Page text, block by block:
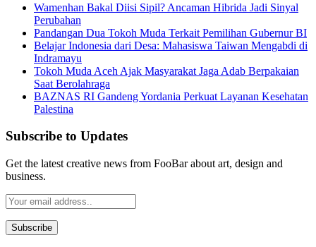
Wamenhan Bakal Diisi Sipil? Ancaman Hibrida Jadi Sinyal
Perubahan
Pandangan Dua Tokoh Muda Terkait Pemilihan Gubernur BI
Belajar Indonesia dari Desa: Mahasiswa Taiwan Mengabdi di
Indramayu
Tokoh Muda Aceh Ajak Masyarakat Jaga Adab Berpakaian
Saat Berolahraga
BAZNAS RI Gandeng Yordania Perkuat Layanan Kesehatan
Palestina
Subscribe to Updates
Get the latest creative news from FooBar about art, design and
business.